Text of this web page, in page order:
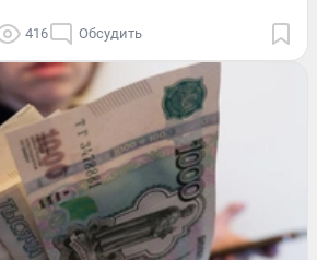
416 Обсудить